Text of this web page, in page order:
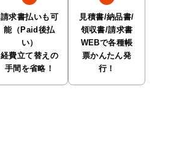
請求書払いも可
能（Paid後払
い）
経費立て替えの
手間を省略！
見積書/納品書/
領収書/請求書
WEBで各種帳
票かんたん発
行！